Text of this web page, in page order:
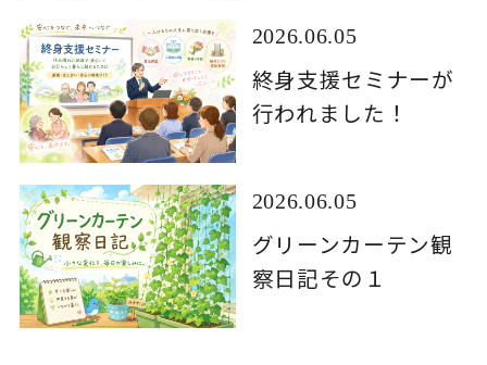
2026.06.05
終身支援セミナーが
行われました！
2026.06.05
グリーンカーテン観
察日記その１